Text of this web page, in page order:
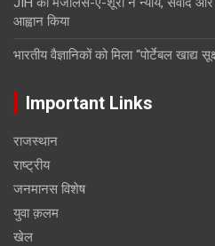
आह्वान किया
भारतीय वैज्ञानिकों को मिला “पोर्टेबल खाद्य
Important Links
राजस्थान
राष्ट्रीय
जनमानस विशेष
युवा क़लम
खेल